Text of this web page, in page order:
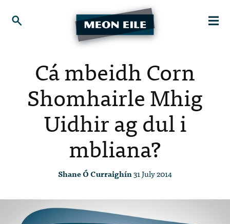
Cá mbeidh Corn
Shomhairle Mhig
Uidhir ag dul i
mbliana?
Shane Ó Curraighín31 July 2014